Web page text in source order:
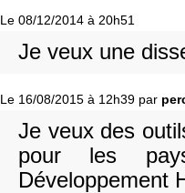
Le 08/12/2014 à 20h51
Je veux une
Le 16/08/2015 à 12h39 par
Je veux des
pour les
Développement